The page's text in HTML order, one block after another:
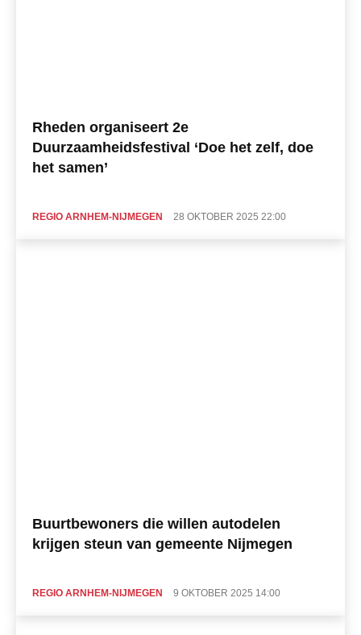
Rheden organiseert 2e
Duurzaamheidsfestival ‘Doe het zelf, doe
het samen’
REGIO ARNHEM-NIJMEGEN 28 OKTOBER 2025 22:00
Buurtbewoners die willen autodelen
krijgen steun van gemeente Nijmegen
REGIO ARNHEM-NIJMEGEN 9 OKTOBER 2025 14:00